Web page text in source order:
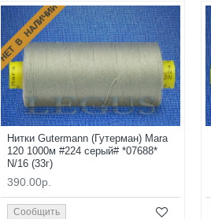
НЕТ В НАЛИЧИИ
Нитки Gutermann (Гутерман) Mara
120 1000м #224 серый# *07688*
N/16 (33г)
390.00р.
Сообщить